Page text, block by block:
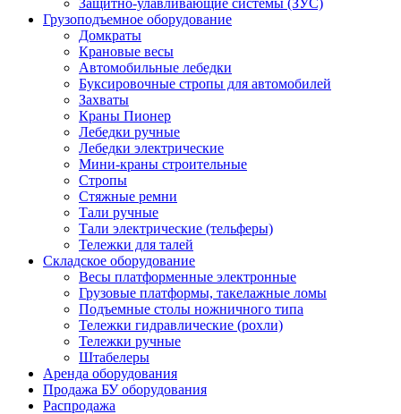
Защитно-улавливающие системы (ЗУС)
Грузоподъемное оборудование
Домкраты
Крановые весы
Автомобильные лебедки
Буксировочные стропы для автомобилей
Захваты
Краны Пионер
Лебедки ручные
Лебедки электрические
Мини-краны строительные
Стропы
Стяжные ремни
Тали ручные
Тали электрические (тельферы)
Тележки для талей
Складское оборудование
Весы платформенные электронные
Грузовые платформы, такелажные ломы
Подъемные столы ножничного типа
Тележки гидравлические (рохли)
Тележки ручные
Штабелеры
Аренда оборудования
Продажа БУ оборудования
Распродажа